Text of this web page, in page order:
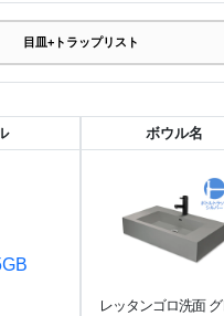
目皿+トラップリスト
ボウル名
レッタンゴロ洗面